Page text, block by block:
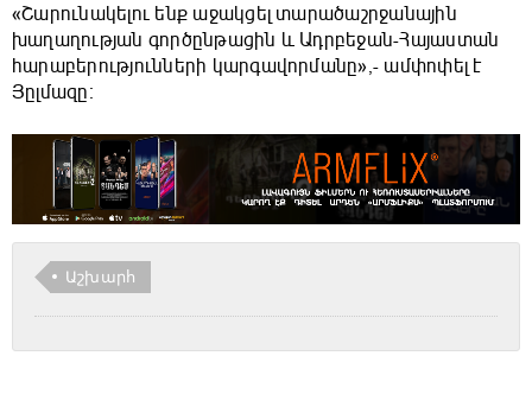
«Շարունակելու ենք աջակցել տարածաշրջանային
խաղաղության գործընթացին և Ադրբեջան-Հայաստան
հարաբերությունների կարգավորմանը»,- ամփոփել է
Յըլմազը։
Աշխարհ